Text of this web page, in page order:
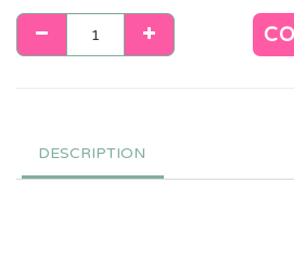
DESCRIPTION